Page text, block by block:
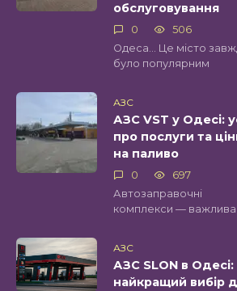
обслуговування
0
506
Одеса… Це місто
було популярним
АЗС
АЗС VST у Одесі:
про послуги та
на паливо
0
697
Автозаправочні
комплекси — важлива
АЗС
АЗС SLON в Одесі:
найкращий вибір